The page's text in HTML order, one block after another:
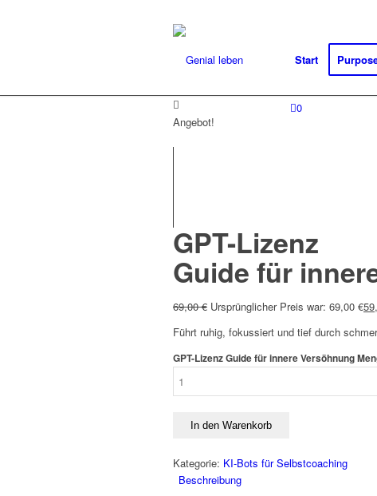
Start
0
Angebot!
GPT-Lizenz
Guide für
69,00€ Ursprünglicher Preis war: 69,00 €
Führt ruhig, fokussiert und tief durch
GPT-Lizenz Guide für innere Versöhnung
In den Warenkorb
Kategorie: KI-Bots für Selbstcoaching
Beschreibung